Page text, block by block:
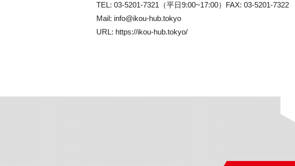
TEL: 03-5201-7321（平日9:00~17:00）FAX: 03-5201-7322
Mail: info@ikou-hub.tokyo
URL: https://ikou-hub.tokyo/